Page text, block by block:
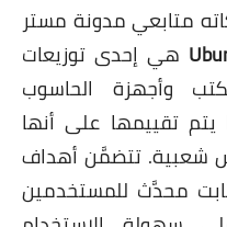
من الانترنت
متابعي مدونة مستر
هي إحدى توزيعات
وأجهزة الحاسوب
يتم تقييمها على أنها
شعبية. تتضمَّن أهداف
محدَّث للمستخدمين